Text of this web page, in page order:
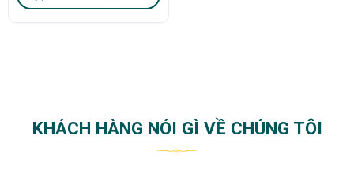
KHÁCH HÀNG NÓI GÌ VỀ CHÚNG TÔI